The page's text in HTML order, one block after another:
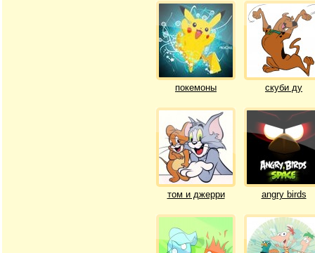
покемоны скуби ду
том и джерри angry birds